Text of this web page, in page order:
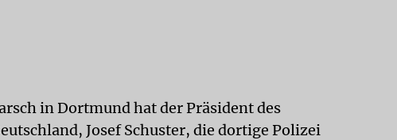
in Dortmund hat der Präsident des
Josef Schuster, die dortige Polizei